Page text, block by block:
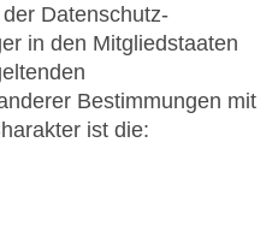
Datenschutz-
in den Mitgliedstaaten
Bestimmungen mit
ist die: